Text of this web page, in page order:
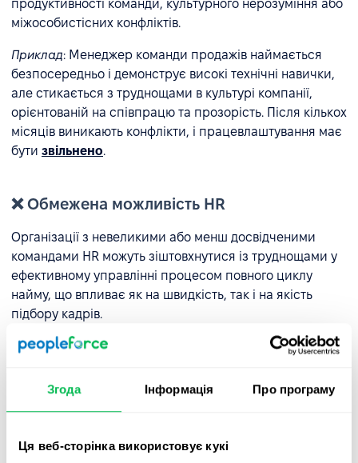
Згода Інформація Про програму
Ця веб-сторінка використовує кукі
продуктивності команди, культурного нерозуміння або
міжособистісних конфліктів.
Приклад: Менеджер команди продажів наймається
безпосередньо і демонструє високі технічні навички,
але стикається з труднощами в культурі компанії,
орієнтованій на співпрацю та прозорість. Після кількох
місяців виникають конфлікти, і працевлаштування має
бути звільнено.
❌ Обмежена можливість HR
Організації з невеликими або менш досвідченими
командами HR можуть зіштовхнутися із труднощами у
ефективному управлінні процесом повного циклу
найму, що впливає як на швидкість, так і на якість
підбору кадрів.
Приклад: У невеликій компанії з 50 співробітниками
одночасного керування наймом, адаптацією та
впливає на досвід кандидатів та бренд роботодавця.